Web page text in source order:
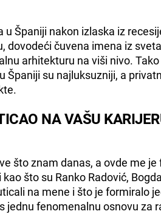
Španiji nakon izlaska iz
dovodeći čuvena imena iz
arhitekturu na viši nivo.
Španiji su najluksuzniji, a
NA VAŠU
što znam danas, a ovde me
što su Ranko Radović,
na mene i što je formiralo
jednu fenomenalnu osnovu za